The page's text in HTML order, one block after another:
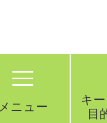
メニュー
キ
目